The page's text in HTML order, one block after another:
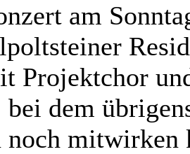
am
Projektchor
dem
noch mitwirken